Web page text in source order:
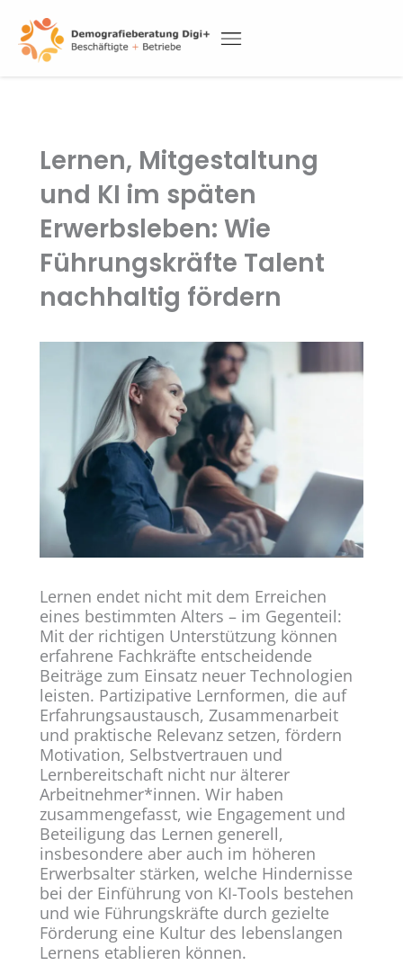
content
Lernen, Mitgestaltung
und KI im späten
Erwerbsleben: Wie
Führungskräfte Talent
nachhaltig fördern
Lernen endet nicht mit dem Erreichen
eines bestimmten Alters – im Gegenteil:
Mit der richtigen Unterstützung können
erfahrene Fachkräfte entscheidende
Beiträge zum Einsatz neuer Technologien
leisten. Partizipative Lernformen, die auf
Erfahrungsaustausch, Zusammenarbeit
und praktische Relevanz setzen, fördern
Motivation, Selbstvertrauen und
Lernbereitschaft nicht nur älterer
Arbeitnehmer*innen. Wir haben
zusammengefasst, wie Engagement und
Beteiligung das Lernen generell,
insbesondere aber auch im höheren
Erwerbsalter stärken, welche Hindernisse
bei der Einführung von KI-Tools bestehen
und wie Führungskräfte durch gezielte
Förderung eine Kultur des lebenslangen
Lernens etablieren können.